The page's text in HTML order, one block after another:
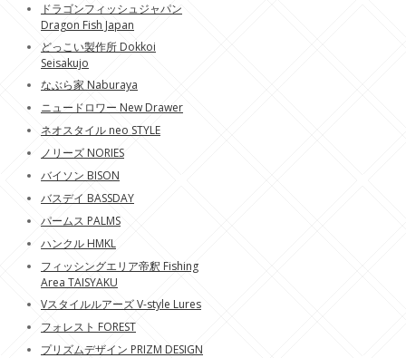
ドラゴンフィッシュジャパン
Dragon Fish Japan
どっこい製作所 Dokkoi
Seisakujo
なぶら家 Naburaya
ニュードロワー New Drawer
ネオスタイル neo STYLE
ノリーズ NORIES
バイソン BISON
バスデイ BASSDAY
パームス PALMS
ハンクル HMKL
フィッシングエリア帝釈 Fishing
Area TAISYAKU
Vスタイルルアーズ V-style Lures
フォレスト FOREST
プリズムデザイン PRIZM DESIGN